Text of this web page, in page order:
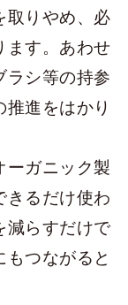
取りやめ、必
ます。あわせ
ラシ等の持参
進をはかり
ーガニック製
きるだけ使わ
減らすだけで
つながると